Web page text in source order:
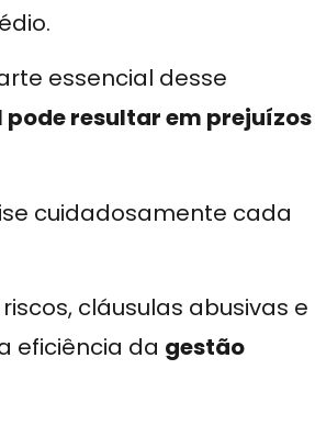
essencial desse
resultar em prejuízos
cuidadosamente cada
cláusulas abusivas e
eficiência da gestão